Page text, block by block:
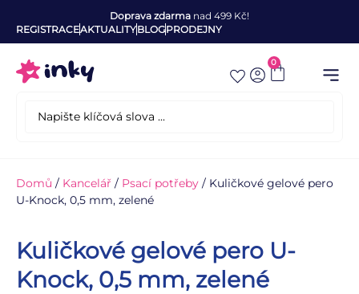
Doprava zdarma nad 499 Kč!
REGISTRACEAKTUALITYBLOGPRODEJNY
0
Domů / Kancelář / Psací potřeby / Kuličkové gelové pero
U-Knock, 0,5 mm, zelené
Kuličkové gelové pero U-
Knock, 0,5 mm, zelené